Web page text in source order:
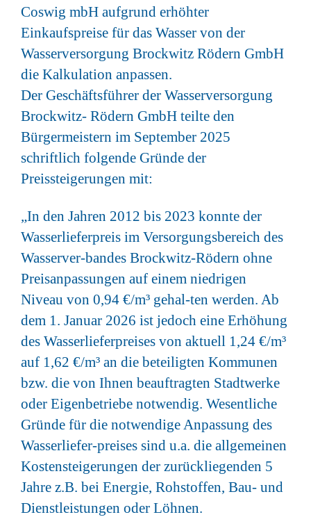
Coswig mbH aufgrund erhöhter
Einkaufspreise für das Wasser von der
Wasserversorgung Brockwitz Rödern GmbH
die Kalkulation anpassen.
Der Geschäftsführer der Wasserversorgung
Brockwitz- Rödern GmbH teilte den
Bürgermeistern im September 2025
schriftlich folgende Gründe der
Preissteigerungen mit:
„In den Jahren 2012 bis 2023 konnte der
Wasserlieferpreis im Versorgungsbereich des
Wasserver-bandes Brockwitz-Rödern ohne
Preisanpassungen auf einem niedrigen
Niveau von 0,94 €/m³ gehal-ten werden. Ab
dem 1. Januar 2026 ist jedoch eine Erhöhung
des Wasserlieferpreises von aktuell 1,24 €/m³
auf 1,62 €/m³ an die beteiligten Kommunen
bzw. die von Ihnen beauftragten Stadtwerke
oder Eigenbetriebe notwendig. Wesentliche
Gründe für die notwendige Anpassung des
Wasserliefer-preises sind u.a. die allgemeinen
Kostensteigerungen der zurückliegenden 5
Jahre z.B. bei Energie, Rohstoffen, Bau- und
Dienstleistungen oder Löhnen.